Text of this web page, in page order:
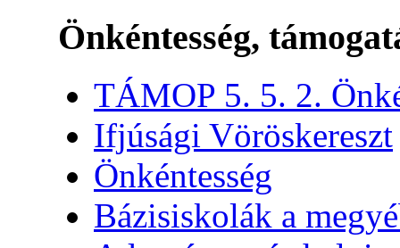
Önkéntesség,
TÁMOP 5. 5. 2.
Ifjúsági Vöröskereszt
Önkéntesség
Bázisiskolák a